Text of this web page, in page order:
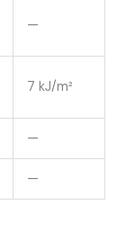
—
7 kJ/m²
—
—